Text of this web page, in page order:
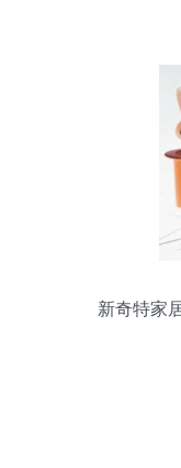
新奇特家